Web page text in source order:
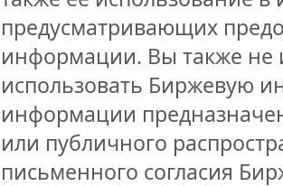
предусматривающих
информации. Вы также не
использовать Биржевую
информации
или публичного
письменного согласия